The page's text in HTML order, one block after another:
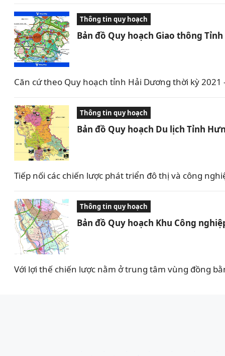
Thông tin quy hoạch
Bản đồ Quy hoạch Giao thông
Căn cứ theo Quy hoạch tỉnh Hải Dương thời kỳ
Thông tin quy hoạch
Bản đồ Quy hoạch Du lịch Tỉnh
Tiếp nối các chiến lược phát triển đô thị và công
Thông tin quy hoạch
Bản đồ Quy hoạch Khu Công
Với lợi thế chiến lược nằm ở trung tâm vùng đồng